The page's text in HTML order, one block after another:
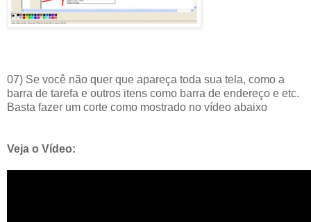
07) Se você não quer que apareça toda sua tela, como a
barra de tarefa e outros itens como barra de endereço e etc.
Basta fazer um corte como mostrado no vídeo abaixo
Veja o Vídeo: